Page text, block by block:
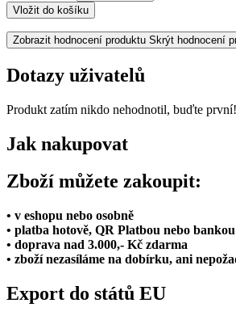
Vložit do košíku
Zobrazit hodnocení produktu Skrýt hodnocení
Dotazy uživatelů
Produkt zatím nikdo nehodnotil, buďte první!
Jak nakupovat
Zboží můžete zakoupit:
• v eshopu nebo osobně
• platba hotově, QR Platbou nebo bankou
• doprava nad 3.000,- Kč zdarma
• zboží nezasíláme na dobírku, ani
Export do států EU